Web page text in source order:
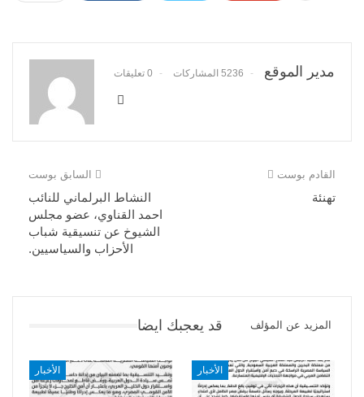
مدير الموقع 5236 المشاركات 0 تعليقات
السابق بوست
النشاط البرلماني للنائب
احمد القناوي، عضو مجلس
الشيوخ عن تنسيقية شباب
الأحزاب والسياسيين.
القادم بوست
تهنئة
قد يعجبك ايضا المزيد عن المؤلف
الأخبار الأخبار